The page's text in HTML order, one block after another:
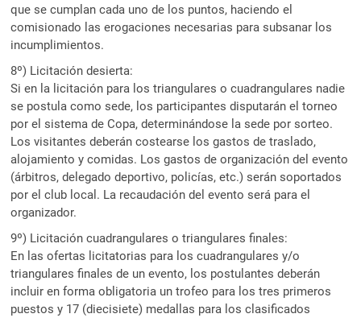
que se cumplan cada uno de los puntos, haciendo el
comisionado las erogaciones necesarias para subsanar los
incumplimientos.
8º) Licitación desierta:
Si en la licitación para los triangulares o cuadrangulares nadie
se postula como sede, los participantes disputarán el torneo
por el sistema de Copa, determinándose la sede por sorteo.
Los visitantes deberán costearse los gastos de traslado,
alojamiento y comidas. Los gastos de organización del evento
(árbitros, delegado deportivo, policías, etc.) serán soportados
por el club local. La recaudación del evento será para el
organizador.
9º) Licitación cuadrangulares o triangulares finales:
En las ofertas licitatorias para los cuadrangulares y/o
triangulares finales de un evento, los postulantes deberán
incluir en forma obligatoria un trofeo para los tres primeros
puestos y 17 (diecisiete) medallas para los clasificados